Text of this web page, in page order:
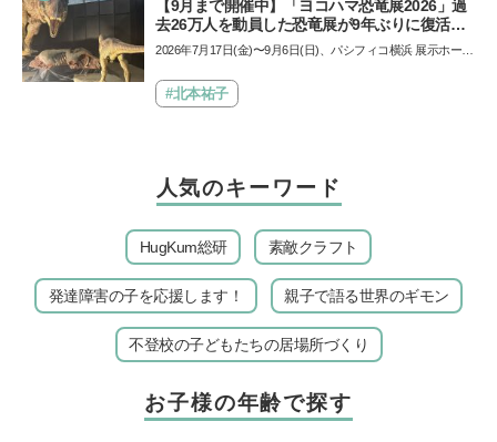
【9月まで開催中】「ヨコハマ恐竜展2026」過
去26万人を動員した恐竜展が9年ぶりに復活！
夏休みのおでかけで楽しむポイントを完全ガイ
2026年7月17日(金)〜9月6日(日)、パシフィコ横浜 展示ホール
催…#北本祐子
人気のキーワード
HugKum総研 素敵クラフト
発達障害の子を応援します！ 親子で語る世界のギモン
不登校の子どもたちの居場所づくり
お子様の年齢で探す